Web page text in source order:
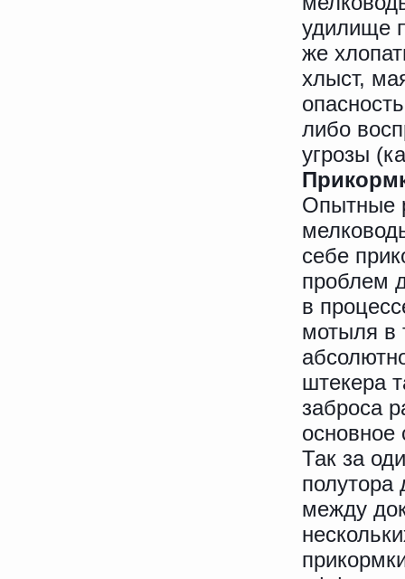
удилище
же
хлыст,
либо
угрозы
Опытные
себе
проблем
в
мотыля в
штекера
заброса
основное
Так за
полутора
между